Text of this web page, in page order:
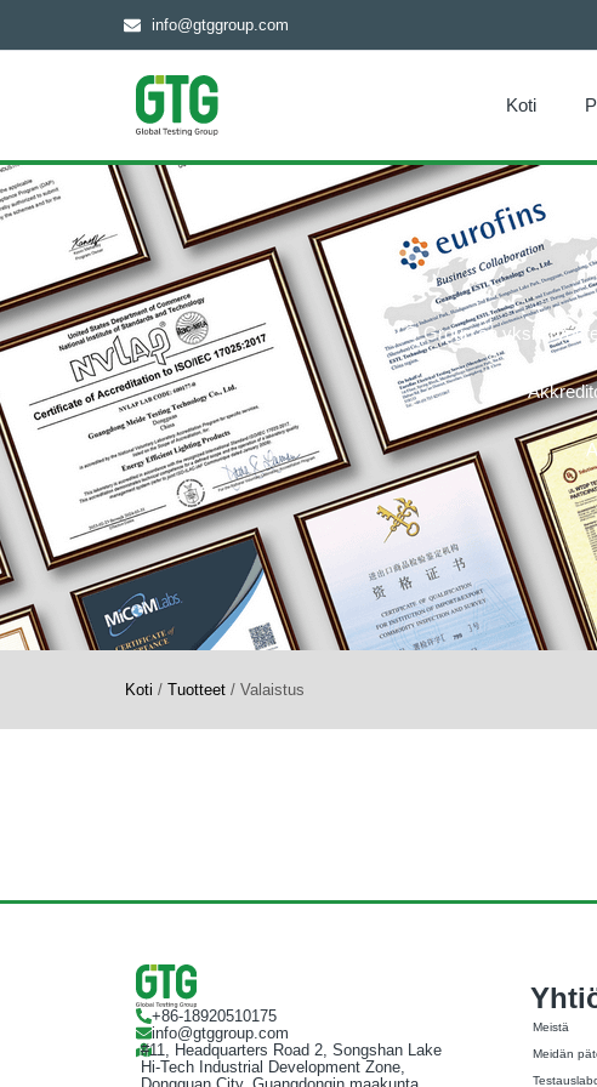
info@gtggroup.com
Koti
GTG Group on yksi
Koti / Tuotteet / Valaistus
+86-18920510175
info@gtggroup.com
#11, Headquarters Road 2, Songshan Lake
Hi-Tech Industrial Development Zone,
Meistä
Meidän